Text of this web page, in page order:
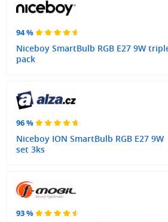
94 %
Niceboy SmartBulb RGB E27 9W
pack
96 %
Niceboy ION SmartBulb RGB E27 9W
set 3ks
93 %